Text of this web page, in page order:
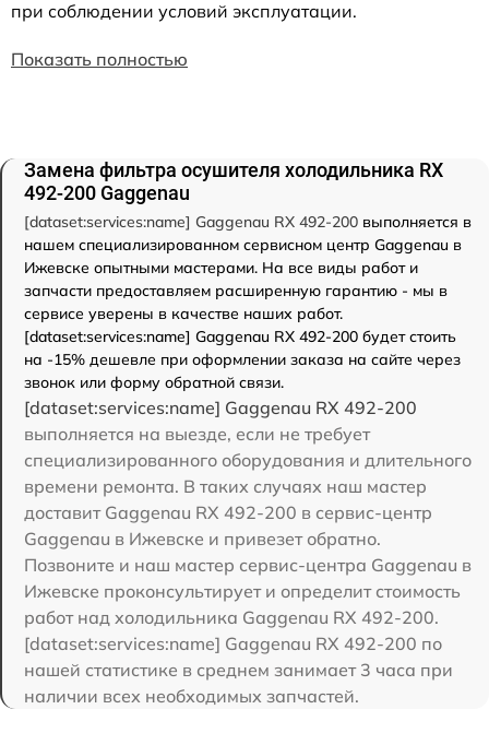
при соблюдении условий эксплуатации.
Показать полностью
Замена фильтра осушителя холодильника RX
492-200 Gaggenau
[dataset:services:name] Gaggenau RX 492-200 выполняется в
нашем специализированном сервисном центр Gaggenau в
Ижевске опытными мастерами. На все виды работ и
запчасти предоставляем расширенную гарантию - мы в
сервисе уверены в качестве наших работ.
[dataset:services:name] Gaggenau RX 492-200 будет стоить
на -15% дешевле при оформлении заказа на сайте через
звонок или форму обратной связи.
[dataset:services:name] Gaggenau RX 492-200
выполняется на выезде, если не требует
специализированного оборудования и длительного
времени ремонта. В таких случаях наш мастер
доставит Gaggenau RX 492-200 в сервис-центр
Gaggenau в Ижевске и привезет обратно.
Позвоните и наш мастер сервис-центра Gaggenau в
Ижевске проконсультирует и определит стоимость
работ над холодильника Gaggenau RX 492-200.
[dataset:services:name] Gaggenau RX 492-200 по
нашей статистике в среднем занимает 3 часа при
наличии всех необходимых запчастей.